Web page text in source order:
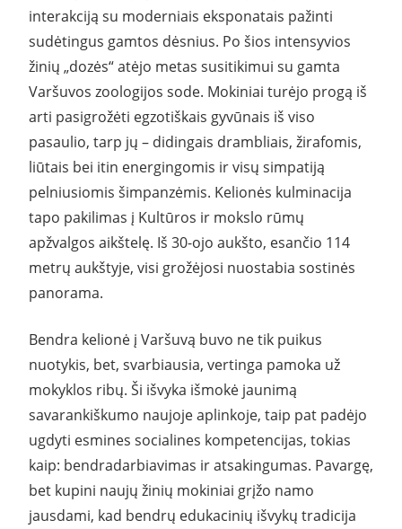
interakciją su moderniais eksponatais pažinti
sudėtingus gamtos dėsnius. Po šios intensyvios
žinių „dozės“ atėjo metas susitikimui su gamta
Varšuvos zoologijos sode. Mokiniai turėjo progą iš
arti pasigrožėti egzotiškais gyvūnais iš viso
pasaulio, tarp jų – didingais drambliais, žirafomis,
liūtais bei itin energingomis ir visų simpatiją
pelniusiomis šimpanzėmis. Kelionės kulminacija
tapo pakilimas į Kultūros ir mokslo rūmų
apžvalgos aikštelę. Iš 30-ojo aukšto, esančio 114
metrų aukštyje, visi grožėjosi nuostabia sostinės
panorama.
Bendra kelionė į Varšuvą buvo ne tik puikus
nuotykis, bet, svarbiausia, vertinga pamoka už
mokyklos ribų. Ši išvyka išmokė jaunimą
savarankiškumo naujoje aplinkoje, taip pat padėjo
ugdyti esmines socialines kompetencijas, tokias
kaip: bendradarbiavimas ir atsakingumas. Pavargę,
bet kupini naujų žinių mokiniai grįžo namo
jausdami, kad bendrų edukacinių išvykų tradicija